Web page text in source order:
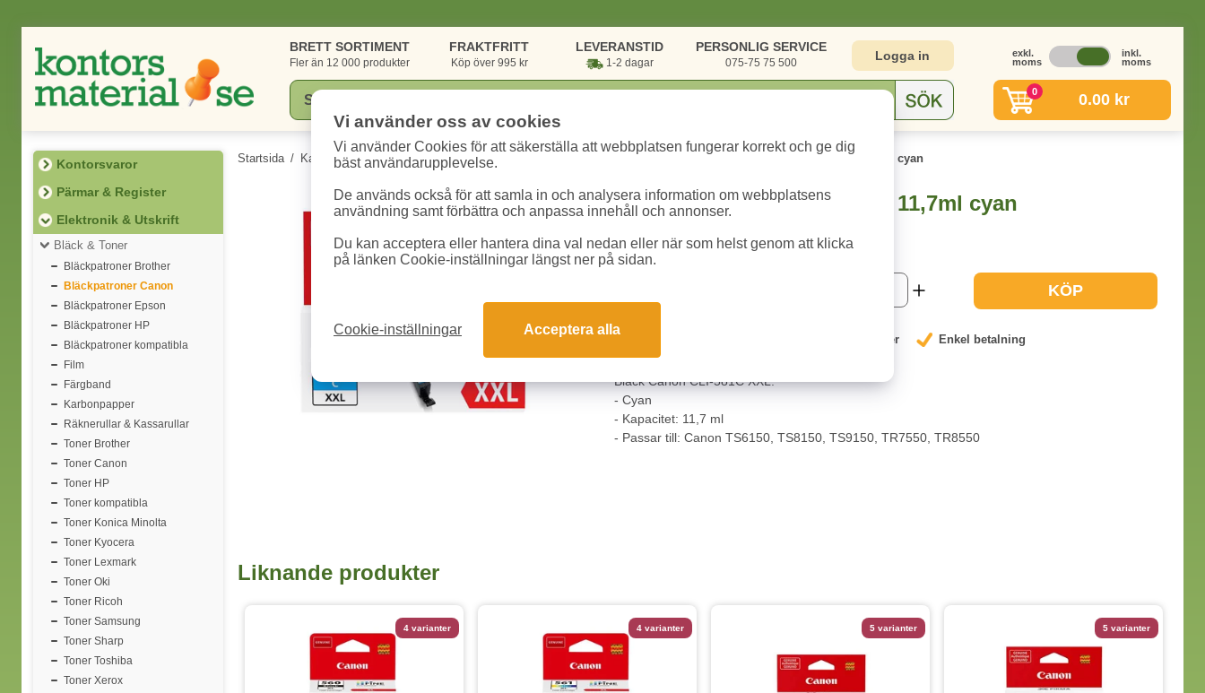
BRETT SORTIMENT
Fler än 12 000 produkter
FRAKTFRITT
Köp över 995 kr
LEVERANSTID
1-2 dagar
PERSONLIG SERVICE
075-75 75 500 Logga in
exkl.
moms
inkl.
moms
0 0.00 kr
Kontorsvaror
Pärmar & Register
Elektronik & Utskrift
Bläck & Toner
Bläckpatroner Brother
Bläckpatroner Canon
Bläckpatroner Epson
Bläckpatroner HP
Bläckpatroner kompatibla
Film
Färgband
Karbonpapper
Räknerullar & Kassarullar
Toner Brother
Toner Canon
Toner HP
Toner kompatibla
Toner Konica Minolta
Toner Kyocera
Toner Lexmark
Toner Oki
Toner Ricoh
Toner Samsung
Toner Sharp
Toner Toshiba
Toner Xerox
Startsida / Kategorier / Elektronik & Utskrift / Bläck & Toner Bläckpatroner Canon Bläck Canon CLI-581C XXL 11,7ml cyan
Bläck Canon CLI-581C XXL 11,7ml cyan
Art.nr:1995C001 Enhet:1 st 1-2 dagar
KÖP
Garanterat låga priser Enkel betalning
Bläck Canon CLI-581C XXL.
- Cyan
- Kapacitet: 11,7 ml
- Passar till: Canon TS6150, TS8150, TS9150, TR7550, TR8550
Liknande produkter
4 varianter 4 varianter 5 varianter 5 varianter
Vi använder oss av cookies
Vi använder Cookies för att säkerställa att webbplatsen fungerar korrekt och ge dig
bäst användarupplevelse.
De används också för att samla in och analysera information om webbplatsens
användning samt förbättra och anpassa innehåll och annonser.
Du kan acceptera eller hantera dina val nedan eller när som helst genom att klicka
på länken Cookie-inställningar längst ner på sidan.
Cookie-inställningar Acceptera alla